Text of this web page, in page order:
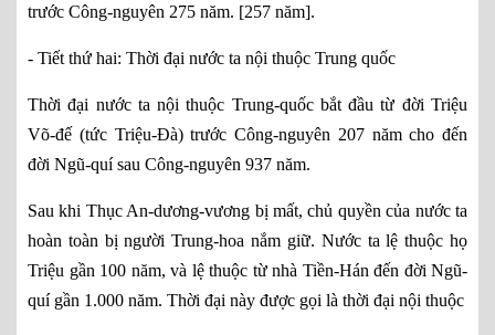
trước Công-nguyên 275 năm. [257 năm].
- Tiết thứ hai: Thời đại nước ta nội thuộc Trung quốc
Thời đại nước ta nội thuộc Trung-quốc bắt đầu từ đời Triệu
Võ-đế (tức Triệu-Đà) trước Công-nguyên 207 năm cho đến
đời Ngũ-quí sau Công-nguyên 937 năm.
Sau khi Thục An-dương-vương bị mất, chủ quyền của nước ta
hoàn toàn bị người Trung-hoa nắm giữ. Nước ta lệ thuộc họ
Triệu gần 100 năm, và lệ thuộc từ nhà Tiền-Hán đến đời Ngũ-
quí gần 1.000 năm. Thời đại này được gọi là thời đại nội thuộc